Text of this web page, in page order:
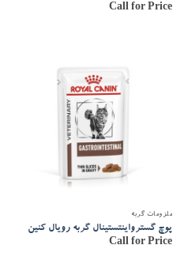
Call for Price
ملزومات گربه
پوچ گسترواینتستینال گربه رویال کنین
Call for Price